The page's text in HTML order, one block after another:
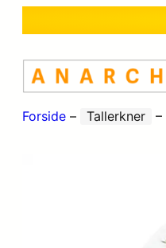
Forside – Tallerkner –